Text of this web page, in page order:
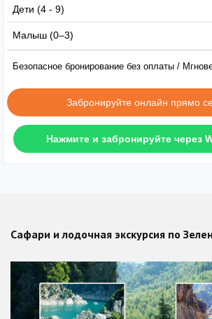
Дети (4 - 9)
Малыш (0–3)
Безопасное бронирование без оплаты /
Забронируйте онлайн прямо
Нажмите и забронируйте через
Сафари и лодочная экскурсия по